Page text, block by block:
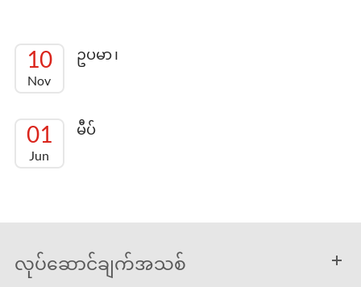
10
Nov
ဥပမာ ၊
01
Jun
မီပ်
လုပ်ဆောင်ချက်အသစ်